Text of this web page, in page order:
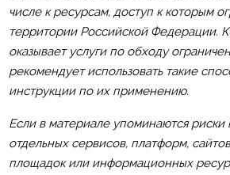
числе к ресурсам, доступ к которым
территории Российской
оказывает услуги по обходу
рекомендует использовать такие
инструкции по их применению.
Если в материале упоминаются риски
отдельных сервисов, платформ,
площадок или информационных